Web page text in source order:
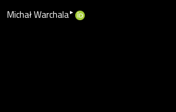
Michał Warchala▸